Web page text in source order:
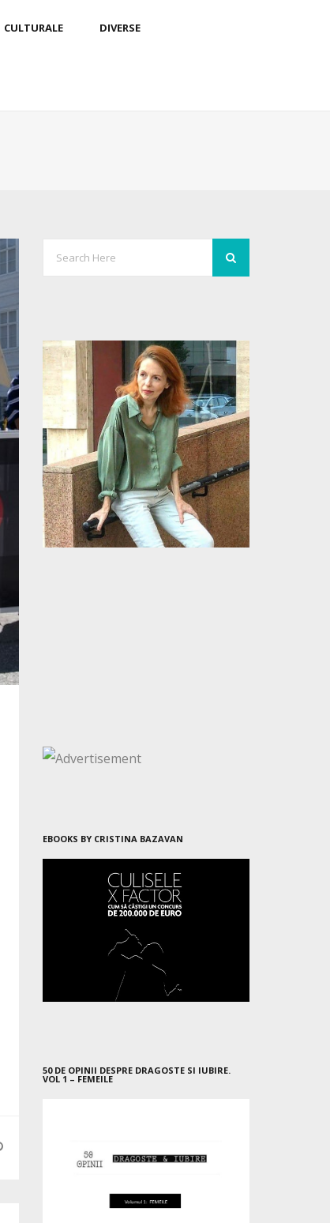
CULTURALE DIVERSE
EBOOKS BY CRISTINA BAZAVAN
50 DE OPINII DESPRE DRAGOSTE SI IUBIRE.
VOL 1 – FEMEILE